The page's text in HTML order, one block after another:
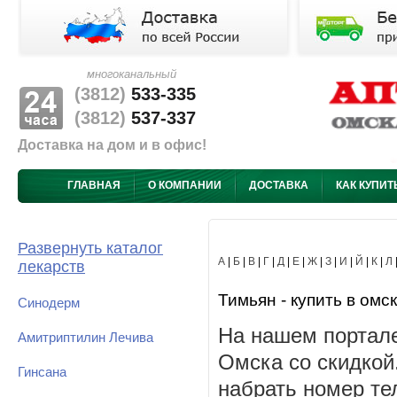
многоканальный
(3812) 533-335
(3812) 537-337
Доставка на дом и в офис!
ГЛАВНАЯ О КОМПАНИИ ДОСТАВКА КАК
Развернуть каталог
лекарств
Синодерм
Амитриптилин Лечива
Гинсана
А Б В Г Д Е Ж З И Й К Л
Тимьян - купить в
На нашем
Омска со
набрать номер